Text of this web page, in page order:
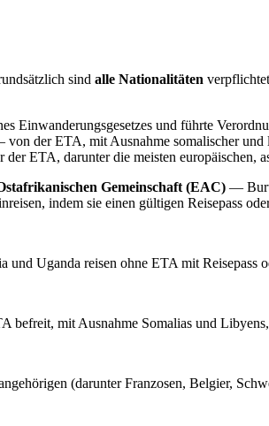
sind alle Nationalitäten
Einwanderungsgesetzes und führte
der ETA, mit Ausnahme somalischer
ETA, darunter die meisten europäischen,
Gemeinschaft (EAC) —
indem sie einen gültigen Reisepass
Uganda reisen ohne ETA mit Reisepass
befreit, mit Ausnahme Somalias und
(darunter Franzosen, Belgier,